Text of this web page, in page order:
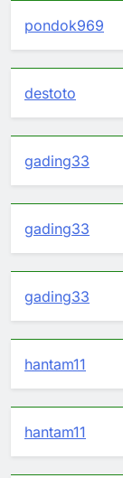
pondok969
destoto
gading33
gading33
gading33
hantam11
hantam11